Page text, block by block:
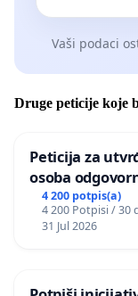
Vaši podaci
Druge peticije koje
Peticija za
osoba
Grada Zagreba
4 200 potpis(a)
4 200 Potpisi / 30
31 Jul 2026